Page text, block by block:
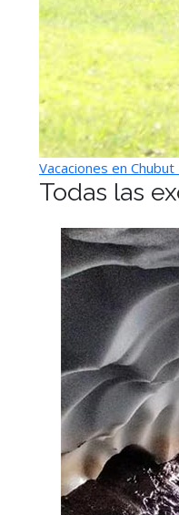
Vacaciones en
Todas las